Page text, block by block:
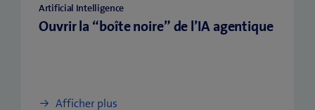
Artificial Intelligence
Ouvrir la “boîte noire” de l’IA agentique
Afficher plus